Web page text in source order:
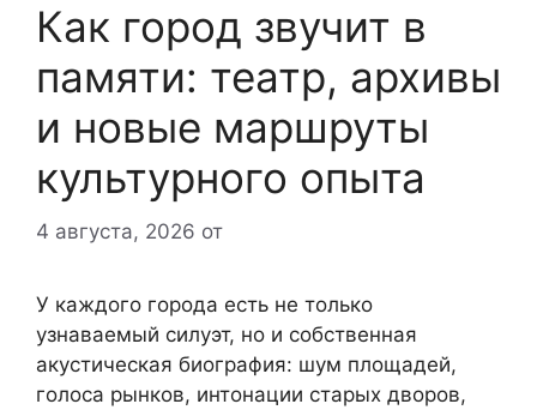
Как город звучит в
памяти: театр, архивы
и новые маршруты
культурного опыта
4 августа, 2026 от
У каждого города есть не только
узнаваемый силуэт, но и собственная
акустическая биография: шум площадей,
голоса рынков, интонации старых дворов,